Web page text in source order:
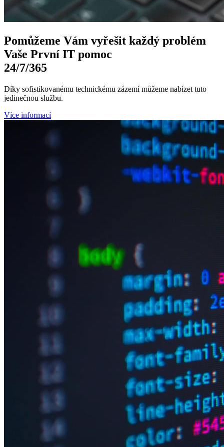
Pomůžeme Vám vyřešit každý problém
Vaše První IT pomoc
24/7/365
Díky sofistikovanému technickému zázemí můžeme nabízet tuto
jedinečnou službu.
Více informací